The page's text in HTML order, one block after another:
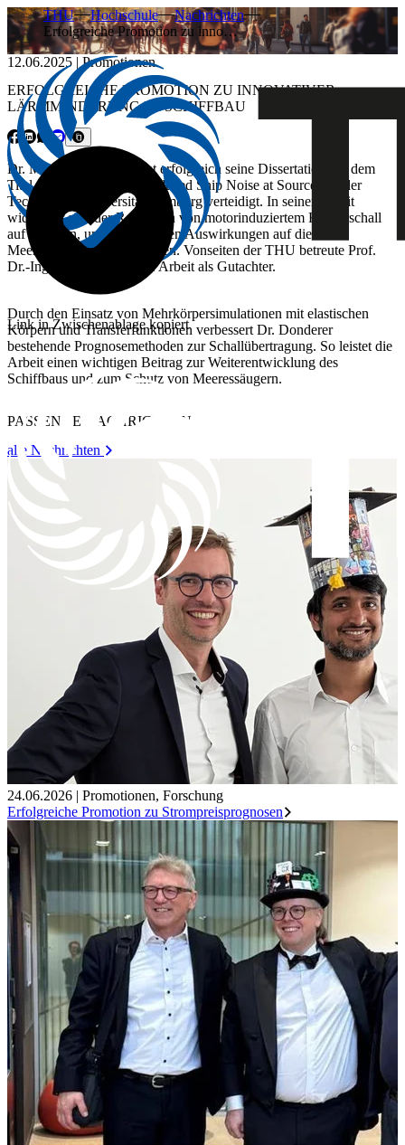
THU Hochschule
Nachrichten
Erfolgreiche Promotion zu inno…
12.06.2025 | Promotionen
ERFOLGREICHE PROMOTION ZU INNOVATIVER
LÄRMMINDERUNG IM SCHIFFBAU
Link in Zwischenablage kopiert
Dr. Matthias Donderer hat erfolgreich seine Dissertation mit dem
Titel „Reducing Engine-Induced Ship Noise at Source“ an der
Technischen Universität Hamburg verteidigt. In seiner Arbeit
widmet er sich der Reduktion von motorinduziertem Körperschall
auf Schiffen, um die negativen Auswirkungen auf die
Meeresumwelt zu minimieren. Vonseiten der THU betreute Prof.
Dr.-Ing. Jochen Neher die Arbeit als Gutachter.
Durch den Einsatz von Mehrkörpersimulationen mit elastischen
Körpern und Transferfunktionen verbessert Dr. Donderer
bestehende Prognosemethoden zur Schallübertragung. So leistet die
Arbeit einen wichtigen Beitrag zur Weiterentwicklung des
Schiffbaus und zum Schutz von Meeressäugern.
PASSENDE NACHRICHTEN
alle Nachrichten
24.06.2026 | Promotionen, Forschung
Erfolgreiche Promotion zu Strompreisprognosen